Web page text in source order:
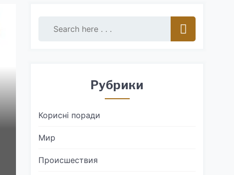
Рубрики
Корисні поради
Мир
Происшествия